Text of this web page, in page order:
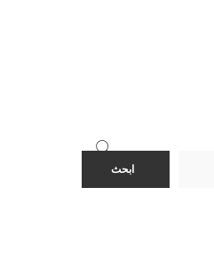
ابحث